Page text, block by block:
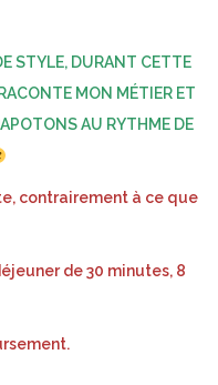
STYLE, DURANT CETTE
MON MÉTIER ET
AU RYTHME DE
contrairement à ce que
de 30 minutes, 8